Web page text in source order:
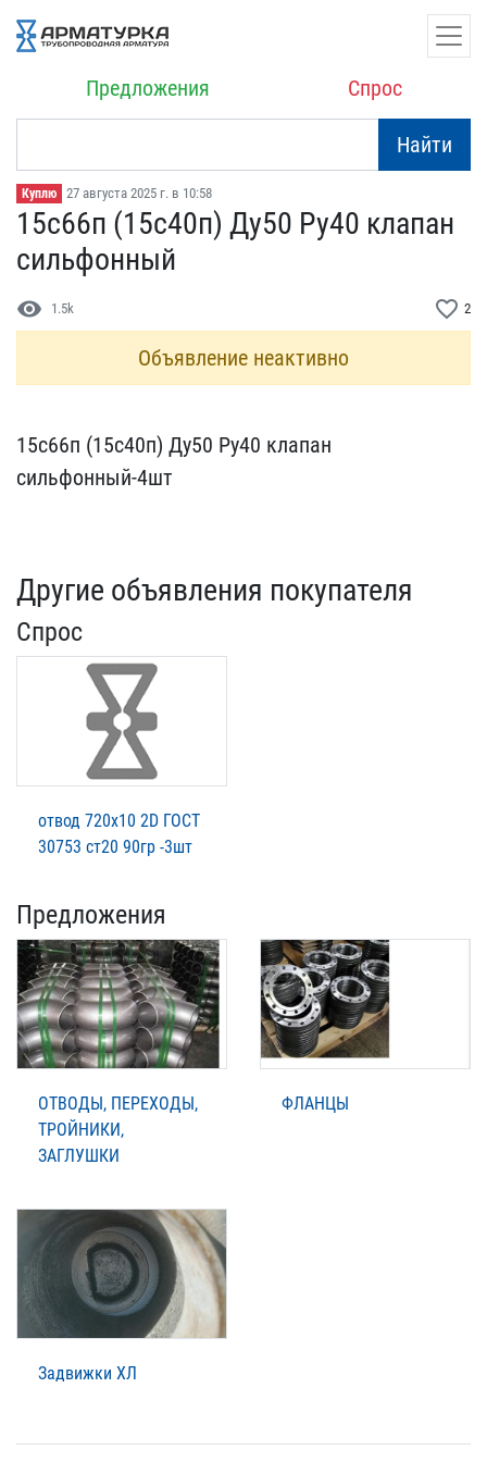
Предложения Спрос
Найти
Куплю 27 августа 2025 г. в 10:58
15с66п (15с40п) Ду50 Ру4​0 клапан
сильфонный
visibility 1.5k favorite_border 2
Объявление неактивно
15с66п (15с40п) Ду50 Ру4​0 клапан
сильфонный-4шт
Другие объявления покупателя
Спрос
отвод 720х10 2D ГОСТ
30753 ст20 90гр -3шт
Предложения
ОТВОДЫ, ПЕРЕХОДЫ,
ТРОЙНИКИ,
ЗАГЛУШКИ
ФЛАНЦЫ
Задвижки ХЛ